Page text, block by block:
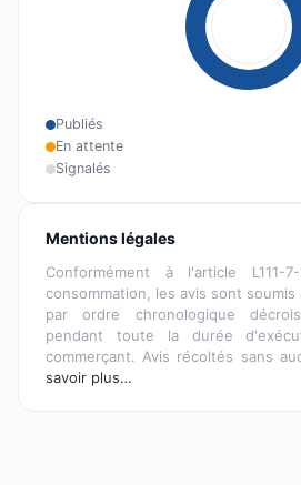
Publiés
En attente
Signalés
Mentions légales
Conformément à l'article
consommation, les avis sont
par ordre chronologique
pendant toute la durée
commerçant. Avis récoltés sans
savoir plus…